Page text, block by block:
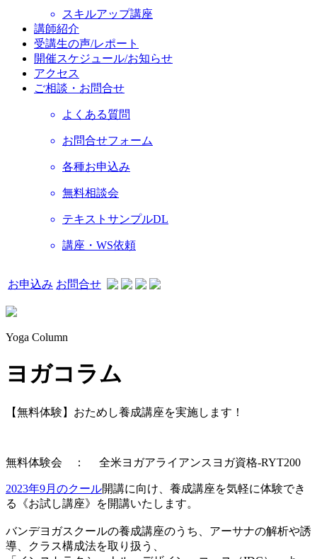
スキルアップ講座
講師紹介
受講生の声/レポート
開催スケジュール/お知らせ
アクセス
ご相談・お問合せ
よくある質問
お問合せフォーム
各種お申込み
無料相談会
テキストサンプルDL
講座・WS依頼
お申込み お問合せ
Yoga Column
ヨガコラム
【無料体験】おためし養成講座を実施します！
無料体験会 ： 全米ヨガアライアンスヨガ資格-RYT200
2023年9月のクール開講に向け、養成講座を気軽に体験でき
る《お試し講座》を開講いたします。
バンデヨガスクールの養成講座のうち、アーサナの解析や誘
導、クラス構成法を取り扱う、